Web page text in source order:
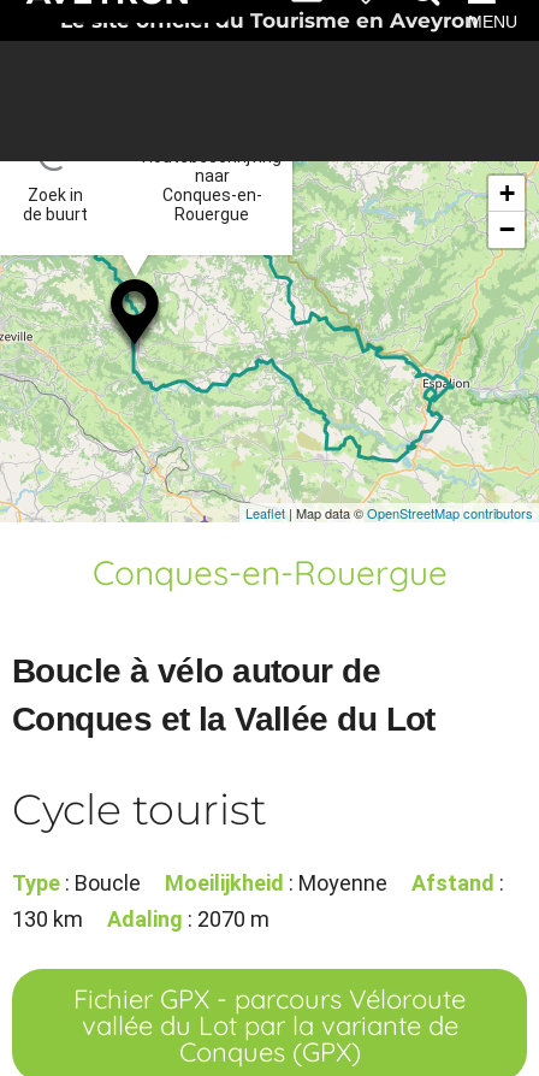
Le site officiel du Tourisme en AveyronMENU
Zoek in
de buurt
naar
Conques-en-
Rouergue
+
−
Leaflet| Map data ©OpenStreetMap contributors
Conques-en-Rouergue
Boucle à vélo autour de
Conques et la Vallée du Lot
Cycle tourist
Type : Boucle Moeilijkheid : Moyenne Afstand :
130 km
Adaling : 2070 m
Fichier GPX - parcours Véloroute
vallée du Lot par la variante de
Conques (GPX)